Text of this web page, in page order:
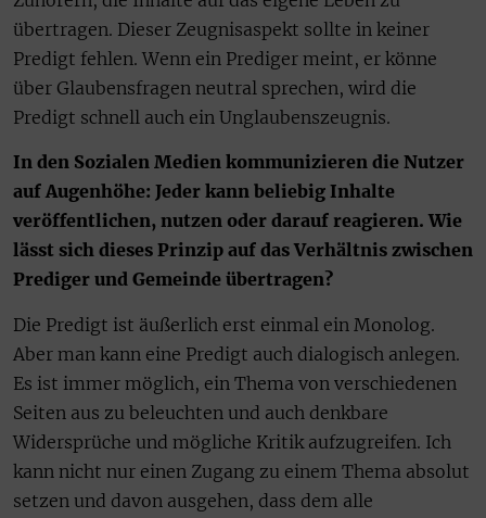
übertragen. Dieser Zeugnisaspekt sollte in keiner
Predigt fehlen. Wenn ein Prediger meint, er könne
über Glaubensfragen neutral sprechen, wird die
Predigt schnell auch ein Unglaubenszeugnis.
In den Sozialen Medien kommunizieren die Nutzer
auf Augenhöhe: Jeder kann beliebig Inhalte
veröffentlichen, nutzen oder darauf reagieren. Wie
lässt sich dieses Prinzip auf das Verhältnis zwischen
Prediger und Gemeinde übertragen?
Die Predigt ist äußerlich erst einmal ein Monolog.
Aber man kann eine Predigt auch dialogisch anlegen.
Es ist immer möglich, ein Thema von verschiedenen
Seiten aus zu beleuchten und auch denkbare
Widersprüche und mögliche Kritik aufzugreifen. Ich
kann nicht nur einen Zugang zu einem Thema absolut
setzen und davon ausgehen, dass dem alle